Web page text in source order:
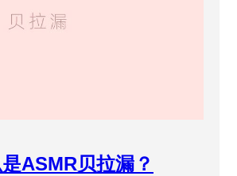
ASMR贝拉漏？